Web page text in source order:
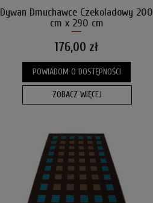
Dywan Dmuchawce Czekoladowy 200
cm x 290 cm
176,00 zł
POWIADOM O DOSTĘPNOŚCI
ZOBACZ WIĘCEJ